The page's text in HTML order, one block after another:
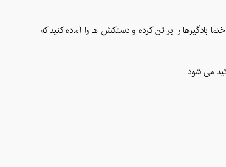
بادگیرها را بر تن کرده و دستکش ها را آماده کنید که
می شود.